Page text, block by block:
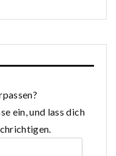
ein, und lass dich